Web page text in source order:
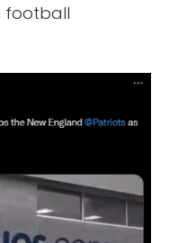
football